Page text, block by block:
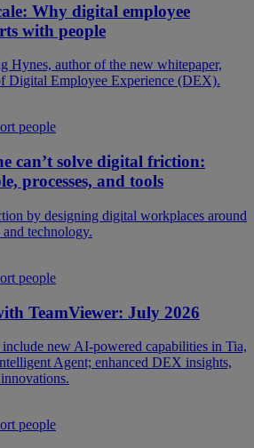
Why digital employee
with people
Hynes, author of the new whitepaper,
Digital Employee Experience (DEX).
people
can’t solve digital friction:
processes, and tools
by designing digital workplaces around
and technology.
people
TeamViewer: July 2026
include new AI-powered capabilities in Tia,
Agent; enhanced DEX insights,
people